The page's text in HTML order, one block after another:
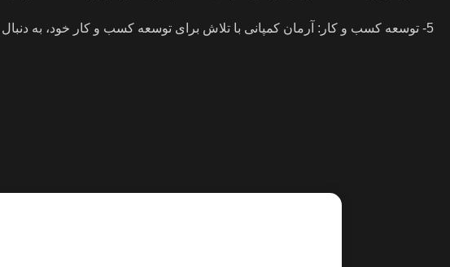
5- توسعه کسب و کار: آرمان کمپانی با تلاش برای توسعه کسب و کار خود، به دنبال افزایش درآمد و سودآوری است.